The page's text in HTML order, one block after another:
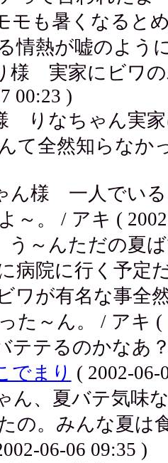
モも暑くなると
情熱が嘘のよう
様 実家にビワの
00:23 )
りなちゃん実家
て全然知らなか
ん様 一人でいる
～。 / アキ (
～んただの夏ば
病院に行く予定
ワが有名な事全
た～ん。 / アキ (
テテるのかなあ
でまり ( 2002-06-
ん、夏バテ気味
の。みんな夏は
06-06 09:35 )